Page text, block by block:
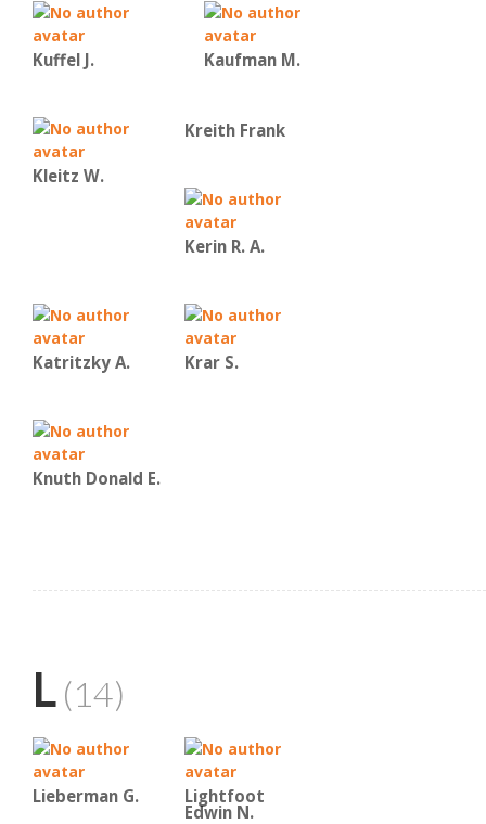
Kuffel J. Kaufman Μ.
Kleitz W.
Kreith Frank
Kerin R. A.
Katritzky A. Krar S.
Knuth Donald E.
L (14)
Lieberman G. Lightfoot
Edwin N.